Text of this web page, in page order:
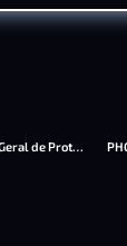
PHC CS: Cumprimento do Novo Regulamento Geral de Proteção de Dados